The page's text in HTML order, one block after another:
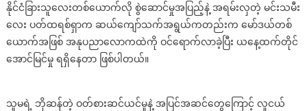
နိုင်ငံခြားသူလေးတစ်ယောက်လို စွဲဆောင်မှုအပြည့်နဲ့ အရမ်းလှတဲ့ မင်းသမီး
လေး ပတ်ထရစ်ရှာက ဆယ်ကျော်သက်အရွယ်ကတည်းက မော်ဒယ်တစ်
ယောက်အဖြစ် အနုပညာလောကထဲကို ဝင်ရောက်လာခဲ့ပြီး ယနေ့ထက်တိုင်
အောင်မြင်မှု ရရှိနေတာ ဖြစ်ပါတယ်။
သူမရဲ့ ဘိုဆန်တဲ့ ဝတ်စားဆင်ယင်မှုနဲ့ အပြင်အဆင်တွေကြောင့် လူငယ်